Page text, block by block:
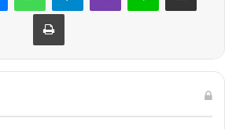
Yazdır